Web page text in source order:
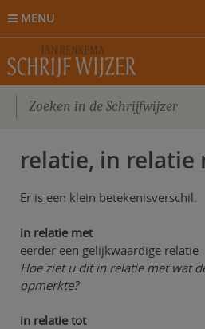
MENU
relatie, in relatie
Er is een klein betekenisverschil.
in relatie met
eerder een gelijkwaardige relatie
Hoe ziet u dit in relatie met wat
opmerkte?
in relatie tot